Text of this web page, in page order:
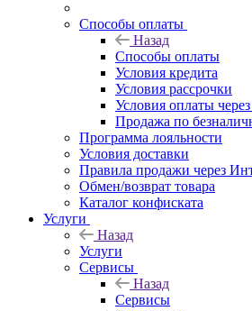
Способы оплаты
Назад
Способы оплаты
Условия кредита
Условия рассрочки
Условия оплаты
Продажа по
Программа лояльности
Условия доставки
Правила продажи через
Обмен/возврат товара
Каталог конфиската
Услуги
Назад
Услуги
Сервисы
Назад
Сервисы